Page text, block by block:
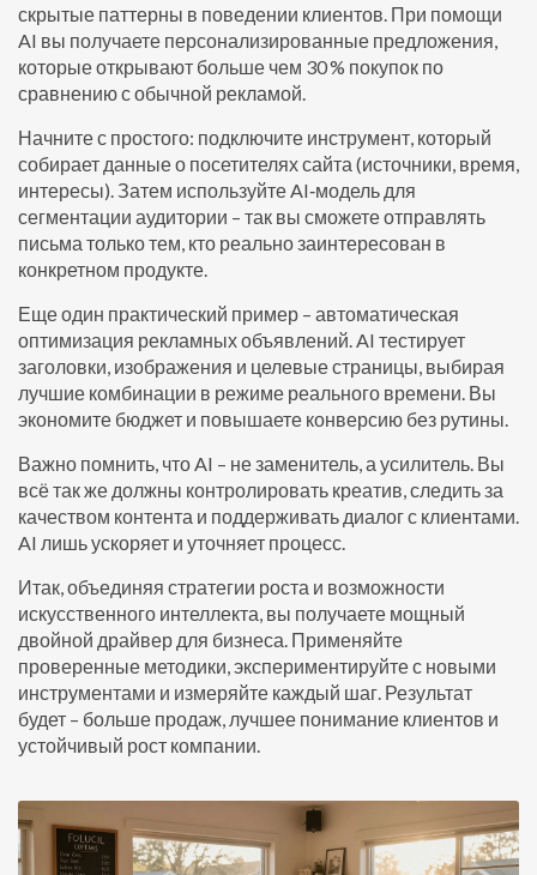
скрытые паттерны в поведении клиентов. При помощи
AI вы получаете персонализированные предложения,
которые открывают больше чем 30 % покупок по
сравнению с обычной рекламой.
Начните с простого: подключите инструмент, который
собирает данные о посетителях сайта (источники, время,
интересы). Затем используйте AI‑модель для
сегментации аудитории – так вы сможете отправлять
письма только тем, кто реально заинтересован в
конкретном продукте.
Еще один практический пример – автоматическая
оптимизация рекламных объявлений. AI тестирует
заголовки, изображения и целевые страницы, выбирая
лучшие комбинации в режиме реального времени. Вы
экономите бюджет и повышаете конверсию без рутины.
Важно помнить, что AI – не заменитель, а усилитель. Вы
всё так же должны контролировать креатив, следить за
качеством контента и поддерживать диалог с клиентами.
AI лишь ускоряет и уточняет процесс.
Итак, объединяя стратегии роста и возможности
искусственного интеллекта, вы получаете мощный
двойной драйвер для бизнеса. Применяйте
проверенные методики, экспериментируйте с новыми
инструментами и измеряйте каждый шаг. Результат
будет – больше продаж, лучшее понимание клиентов и
устойчивый рост компании.